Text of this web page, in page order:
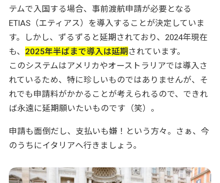
テムで入国する場合、事前渡航申請が必要となる
ETIAS（エティアス）を導入することが決定していま
す。しかし、ずるずると延期されており、2024年現在
も、 2025年半ばまで導入は延期されています。
このシステムはアメリカやオーストラリアでは導入さ
れているため、特に珍しいものではありませんが、そ
れでも申請料がかかることが考えられるので、できれ
ば永遠に延期願いたいものです（笑）。
申請も面倒だし、支払いも嫌！という方々。さぁ、今
のうちにイタリアへ行きましょう。